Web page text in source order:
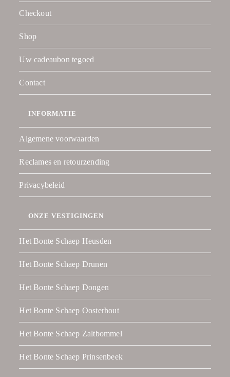
Checkout
Shop
Uw cadeaubon tegoed
Contact
INFORMATIE
Algemene voorwaarden
Reclames en retourzending
Privacybeleid
ONZE VESTIGINGEN
Het Bonte Schaep Heusden
Het Bonte Schaep Drunen
Het Bonte Schaep Dongen
Het Bonte Schaep Oosterhout
Het Bonte Schaep Zaltbommel
Het Bonte Schaep Prinsenbeek